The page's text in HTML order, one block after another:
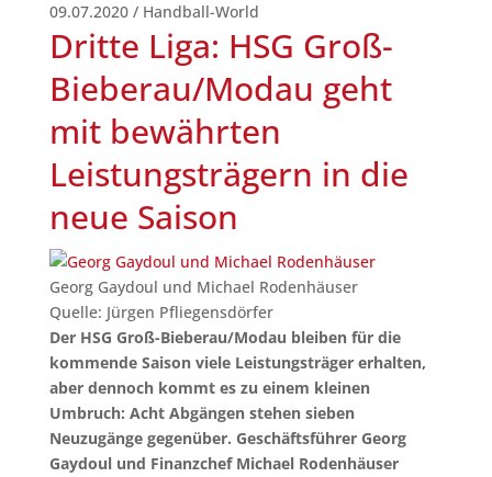
09.07.2020 / Handball-World
Dritte Liga: HSG Groß-
Bieberau/Modau geht
mit bewährten
Leistungsträgern in die
neue Saison
Georg Gaydoul und Michael Rodenhäuser
Quelle: Jürgen Pfliegensdörfer
Der HSG Groß-Bieberau/Modau bleiben für die
kommende Saison viele Leistungsträger erhalten,
aber dennoch kommt es zu einem kleinen
Umbruch: Acht Abgängen stehen sieben
Neuzugänge gegenüber. Geschäftsführer Georg
Gaydoul und Finanzchef Michael Rodenhäuser